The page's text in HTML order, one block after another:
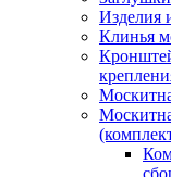
Изделия
Клинья